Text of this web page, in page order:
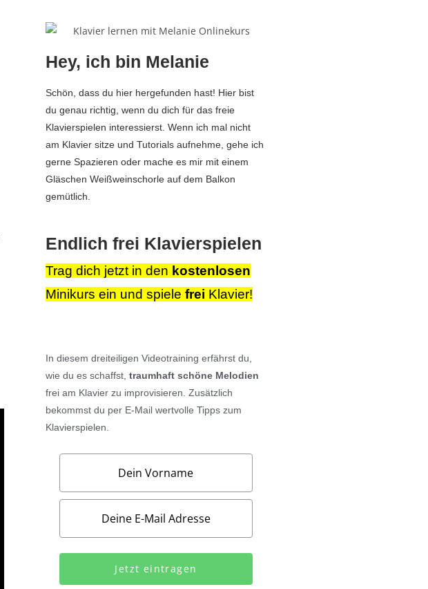
Hey, ich bin Melanie
Schön, dass du hier hergefunden hast! Hier bist
du genau richtig, wenn du dich für das freie
Klavierspielen interessierst. Wenn ich mal nicht
am Klavier sitze und Tutorials aufnehme, gehe ich
gerne Spazieren oder mache es mir mit einem
Gläschen Weißweinschorle auf dem Balkon
gemütlich.
Endlich frei Klavierspielen
Trag dich jetzt in den kostenlosen
Minikurs ein und spiele frei Klavier!
In diesem dreiteiligen Videotraining erfährst du,
wie du es schaffst, traumhaft schöne Melodien
frei am Klavier zu improvisieren. Zusätzlich
bekommst du per E-Mail wertvolle Tipps zum
Klavierspielen.
Jetzt eintragen